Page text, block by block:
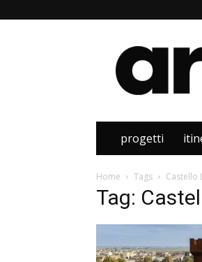
Area
progetti
Home Tags Castello
Tag: